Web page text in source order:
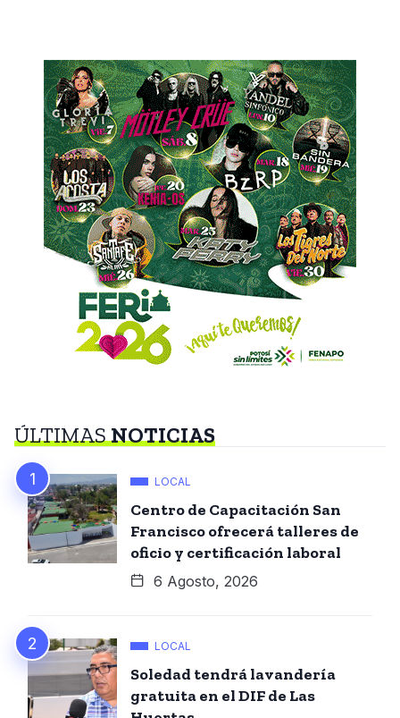
ÚLTIMASNOTICIAS
LOCAL
Centro de Capacitación San
Francisco ofrecerá talleres de
oficio y certificación laboral
6 Agosto, 2026
LOCAL
Soledad tendrá lavandería
gratuita en el DIF de Las